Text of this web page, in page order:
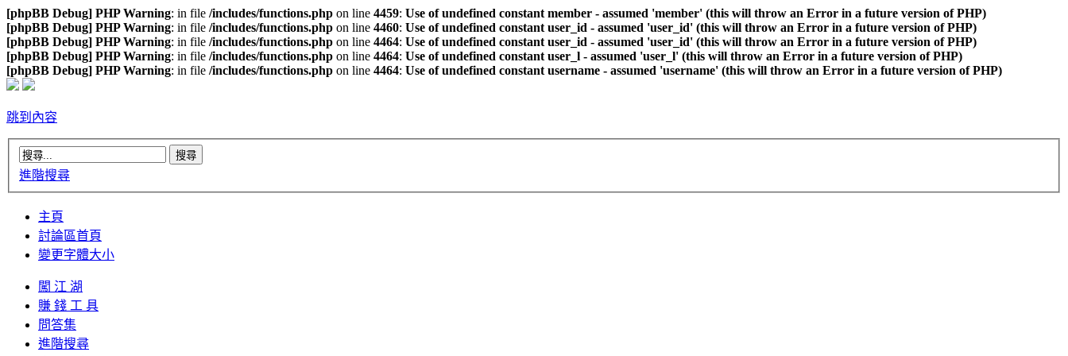
[phpBB Debug] PHP Warning: in file /includes/functions.php on line 4459: Use of undefined constant member - assumed 'member' (this will throw an Error in a future version of PHP)
[phpBB Debug] PHP Warning: in file /includes/functions.php on line 4460: Use of undefined constant user_id - assumed 'user_id' (this will throw an Error in a future version of PHP)
[phpBB Debug] PHP Warning: in file /includes/functions.php on line 4464: Use of undefined constant user_id - assumed 'user_id' (this will throw an Error in a future version of PHP)
[phpBB Debug] PHP Warning: in file /includes/functions.php on line 4464: Use of undefined constant user_l - assumed 'user_l' (this will throw an Error in a future version of PHP)
[phpBB Debug] PHP Warning: in file /includes/functions.php on line 4464: Use of undefined constant username - assumed 'username' (this will throw an Error in a future version of PHP)
跳到內容
進階搜尋
主頁
討論區首頁
變更字體大小
闖 江 湖
賺 錢 工 具
問答集
進階搜尋